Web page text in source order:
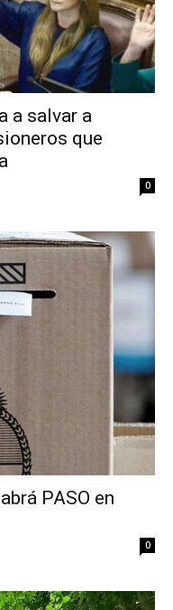
a salvar a
que
0
PASO en
0